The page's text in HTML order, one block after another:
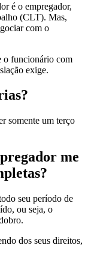
é o empregador,
(CLT). Mas,
com o
o funcionário com
exige.
somente um terço
me
seu período de
ou seja, o
dos seus direitos,